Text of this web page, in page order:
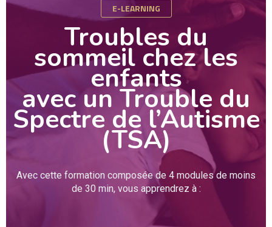
E-LEARNING
Troubles du
sommeil chez les
enfants
avec un Trouble du
Spectre de l’Autisme
(TSA)
Avec cette formation composée de 4 modules de moins
de 30 min, vous apprendrez à :